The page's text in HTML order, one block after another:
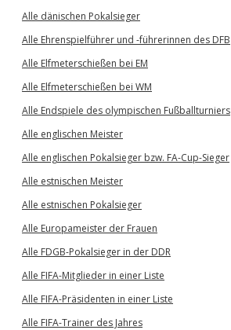
Alle dänischen Pokalsieger
Alle Ehrenspielführer und -führerinnen des DFB
Alle Elfmeterschießen bei EM
Alle Elfmeterschießen bei WM
Alle Endspiele des olympischen Fußballturniers
Alle englischen Meister
Alle englischen Pokalsieger bzw. FA-Cup-Sieger
Alle estnischen Meister
Alle estnischen Pokalsieger
Alle Europameister der Frauen
Alle FDGB-Pokalsieger in der DDR
Alle FIFA-Mitglieder in einer Liste
Alle FIFA-Präsidenten in einer Liste
Alle FIFA-Trainer des Jahres